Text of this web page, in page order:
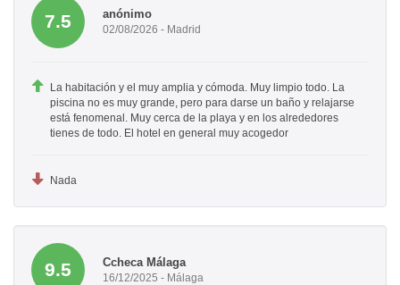
7.5 anónimo
02/08/2026 - Madrid
La habitación y el muy amplia y cómoda. Muy limpio todo. La
piscina no es muy grande, pero para darse un baño y relajarse
está fenomenal. Muy cerca de la playa y en los alrededores
tienes de todo. El hotel en general muy acogedor
Nada
9.5 Ccheca Málaga
16/12/2025 - Málaga